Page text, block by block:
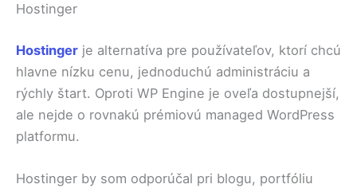
Hostinger
Hostinger je alternatíva pre používateľov, ktorí chcú
hlavne nízku cenu, jednoduchú administráciu a
rýchly štart. Oproti WP Engine je oveľa dostupnejší,
ale nejde o rovnakú prémiovú managed WordPress
platformu.
Hostinger by som odporúčal pri blogu, portfóliu